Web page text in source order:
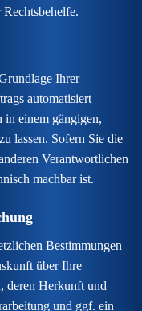
Ihrer
automatisiert
in einem gängigen,
lassen. Sofern Sie die
Verantwortlichen
machbar ist.
Bestimmungen
über Ihre
deren Herkunft und
und ggf. ein